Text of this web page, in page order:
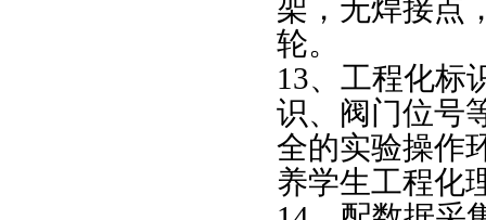
架，无焊接点
轮。
13、工程化标
识、阀门位号
全的实验操作
养学生工程化